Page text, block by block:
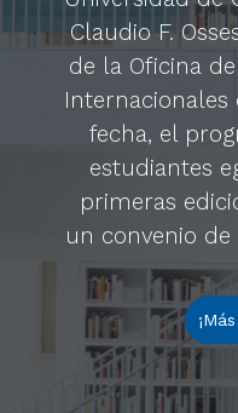
Claudio F.
de la Oficina
Internacionales
fecha, el
estudiantes
primeras
un convenio